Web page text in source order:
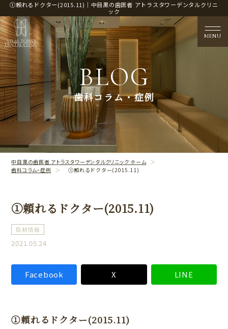
①頼れるドクター(2015.11)｜中目黒の歯医者 アトラスタワーデンタルクリニ
ック
MENU
医院概要
CLINIC CONTENTS
治療案内
TREATMENT CONTENTS
BLOG
歯科コラム・症例
中目黒の歯医者 アトラスタワーデンタルクリニック ホーム
歯科コラム・症例
①頼れるドクター(2015.11)
①頼れるドクター(2015.11)
取材情報
2021.05.24
Facebook X LINE
①頼れるドクター(2015.11)